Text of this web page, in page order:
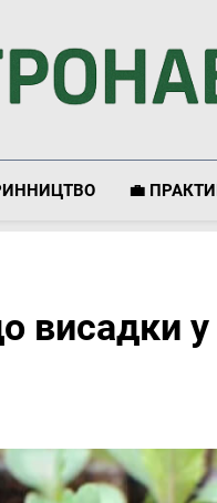
💼
висадки у